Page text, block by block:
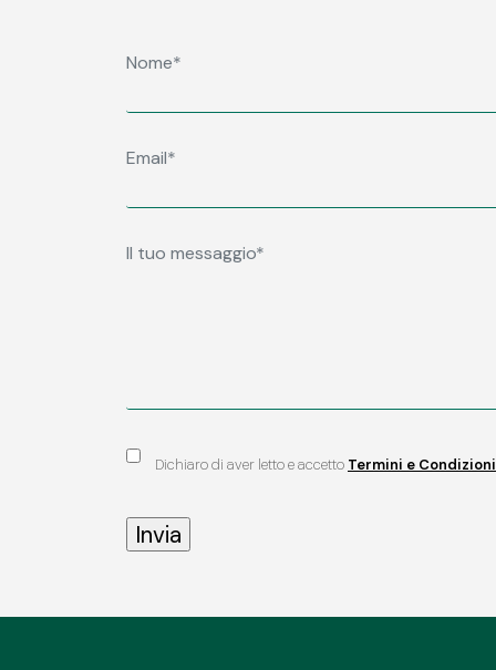
Dichiaro di aver letto e accetto Termini e Condizioni